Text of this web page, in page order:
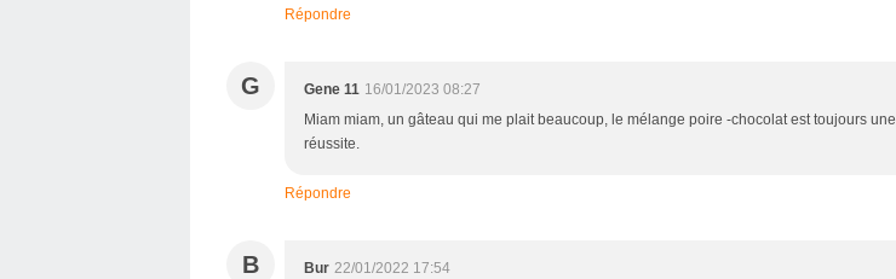
Répondre
G Gene 11 16/01/2023 08:27
Miam miam, un gâteau qui me plait beaucoup, le mélange poire -chocolat est toujours une
réussite.
Répondre
B Bur 22/01/2022 17:54